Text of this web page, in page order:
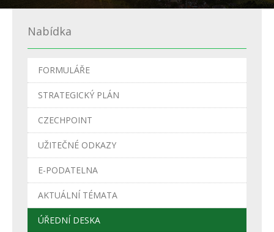
Nabídka
FORMULÁŘE
STRATEGICKÝ PLÁN
CZECHPOINT
UŽITEČNÉ ODKAZY
E-PODATELNA
AKTUÁLNÍ TÉMATA
ÚŘEDNÍ DESKA